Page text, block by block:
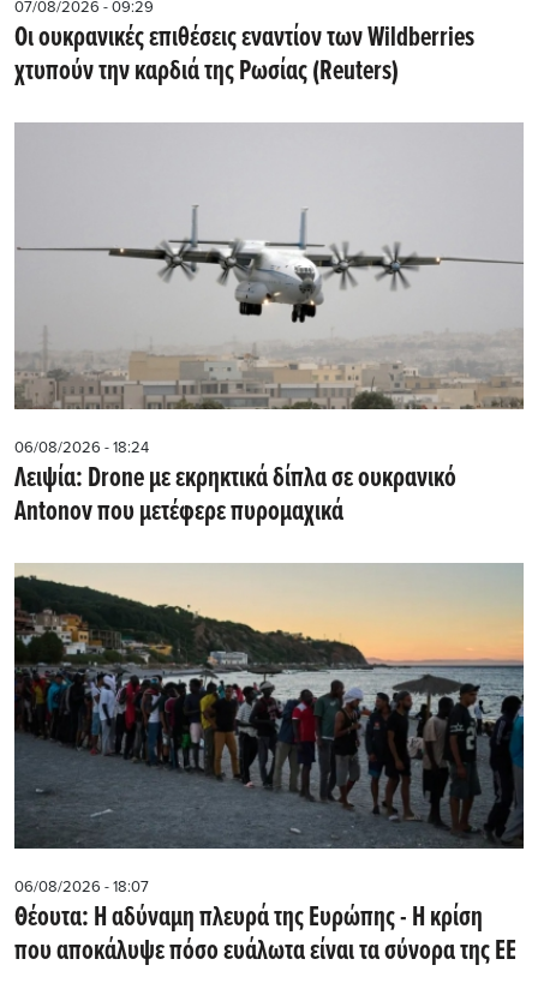
07/08/2026 - 09:29
Οι ουκρανικές επιθέσεις εναντίον των Wildberries
χτυπούν την καρδιά της Ρωσίας (Reuters)
06/08/2026 - 18:24
Λειψία: Drone με εκρηκτικά δίπλα σε ουκρανικό
Antonov που μετέφερε πυρομαχικά
06/08/2026 - 18:07
Θέουτα: Η αδύναμη πλευρά της Ευρώπης - Η κρίση
που αποκάλυψε πόσο ευάλωτα είναι τα σύνορα της ΕΕ